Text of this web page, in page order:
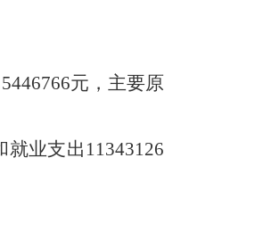
5446766元，主要原
就业支出 11343126